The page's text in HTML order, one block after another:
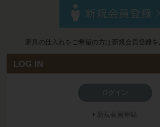
家具の仕入れをご希望の方は新規会員登録を
LOG IN
新規会員登録